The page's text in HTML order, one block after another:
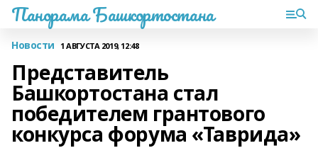
Панорама Башкортостана
Новости 1 АВГУСТА 2019, 12:48
Представитель
Башкортостана стал
победителем грантового
конкурса форума «Таврида»